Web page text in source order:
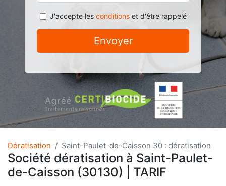
J'accepte les conditionset d'être rappelé
Envoyer
Dératisation Saint-Paulet-de-Caisson 30 : dératisation
Société dératisation à Saint-Paulet-
de-Caisson (30130) | TARIF